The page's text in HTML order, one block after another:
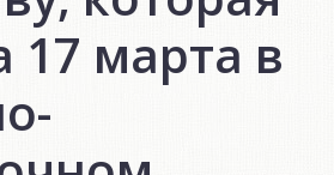
марта в